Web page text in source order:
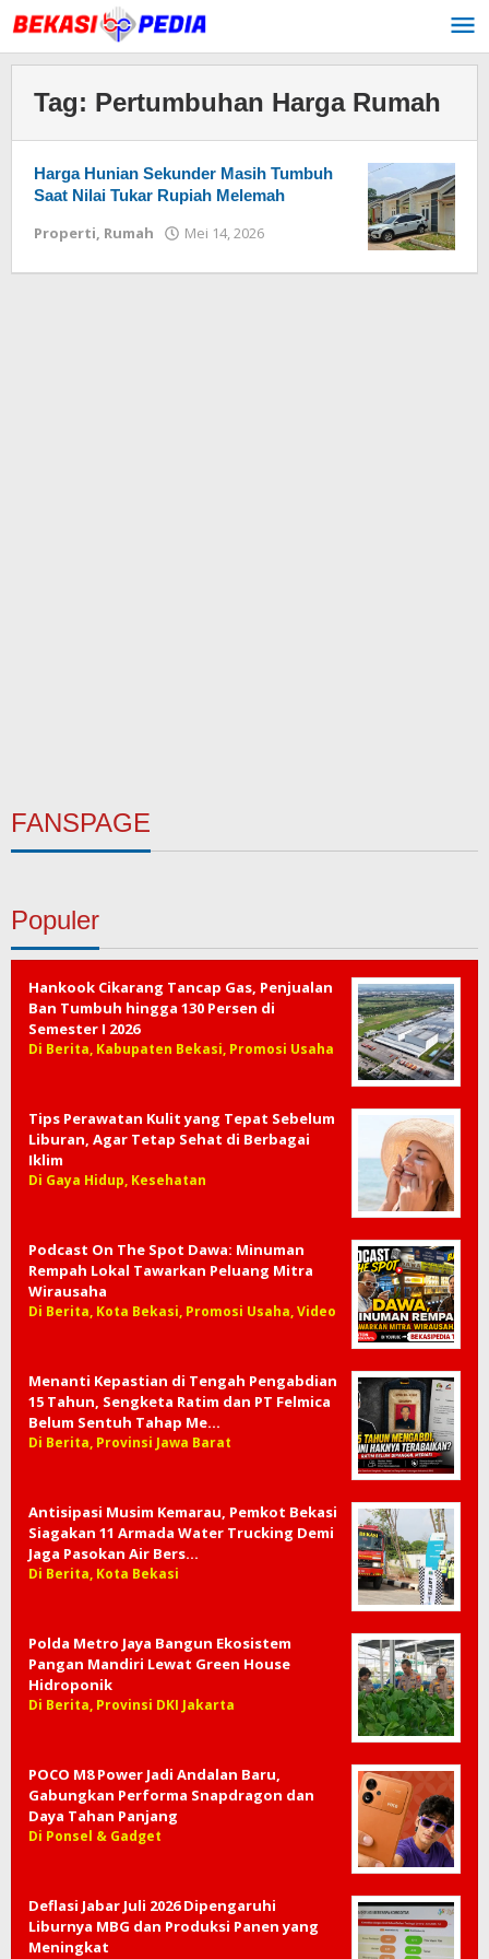
Lewati
ke
konten
Tag: Pertumbuhan Harga Rumah
Harga Hunian Sekunder Masih Tumbuh
Saat Nilai Tukar Rupiah Melemah
Properti, Rumah Mei 14, 2026
FANSPAGE
Populer
Hankook Cikarang Tancap Gas, Penjualan
Ban Tumbuh hingga 130 Persen di
Semester I 2026
Di Berita, Kabupaten Bekasi, Promosi Usaha
Tips Perawatan Kulit yang Tepat Sebelum
Liburan, Agar Tetap Sehat di Berbagai
Iklim
Di Gaya Hidup, Kesehatan
Podcast On The Spot Dawa: Minuman
Rempah Lokal Tawarkan Peluang Mitra
Wirausaha
Di Berita, Kota Bekasi, Promosi Usaha, Video
Menanti Kepastian di Tengah Pengabdian
15 Tahun, Sengketa Ratim dan PT Felmica
Belum Sentuh Tahap Me…
Di Berita, Provinsi Jawa Barat
Antisipasi Musim Kemarau, Pemkot Bekasi
Siagakan 11 Armada Water Trucking Demi
Jaga Pasokan Air Bers…
Di Berita, Kota Bekasi
Polda Metro Jaya Bangun Ekosistem
Pangan Mandiri Lewat Green House
Hidroponik
Di Berita, Provinsi DKI Jakarta
POCO M8 Power Jadi Andalan Baru,
Gabungkan Performa Snapdragon dan
Daya Tahan Panjang
Di Ponsel & Gadget
Deflasi Jabar Juli 2026 Dipengaruhi
Liburnya MBG dan Produksi Panen yang
Meningkat